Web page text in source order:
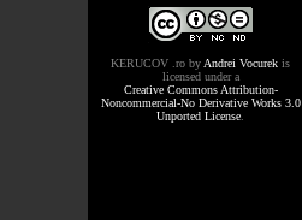
KERUCOV .ro by Andrei Vocurek is
licensed under a
Creative Commons Attribution-
Noncommercial-No Derivative Works 3.0
Unported License